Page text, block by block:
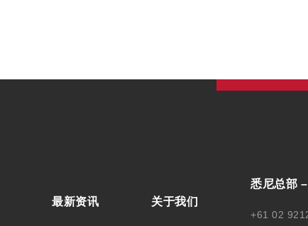
最新资讯 关于我们
悉尼总部
+61 02